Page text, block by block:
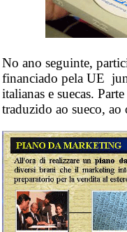
No ano seguinte,
financiado pela UE
italianas e suecas.
traduzido ao sueco, ao